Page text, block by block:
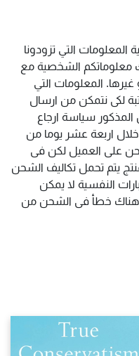
التي تزودونا
معلوماتكم الشخصية مع
المعلومات التي
لكى نتمكن من ارسال
سياسة ارجاع
اربعة عشر يوما من
على العميل لكن فى
يتم تحمل تكاليف الشحن
النفسية لا يمكن
هناك خطأ فى الشحن من